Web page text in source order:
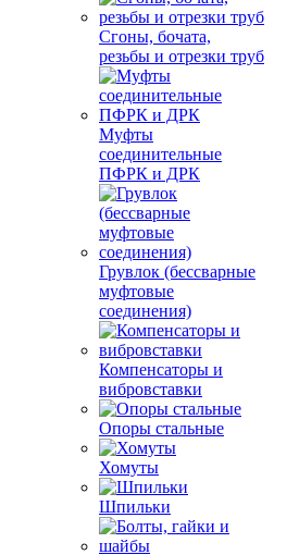
Сгоны, бочата,
резьбы и отрезки труб
Муфты
соединительные
ПФРК и ДРК
Грувлок (бессварные
муфтовые
соединения)
Компенсаторы и
вибровставки
Опоры стальные
Хомуты
Шпильки